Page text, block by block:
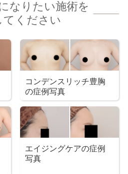
なりたい施術を
てください
コンデンスリッチ豊胸
の症例写真
エイジングケアの症例
写真